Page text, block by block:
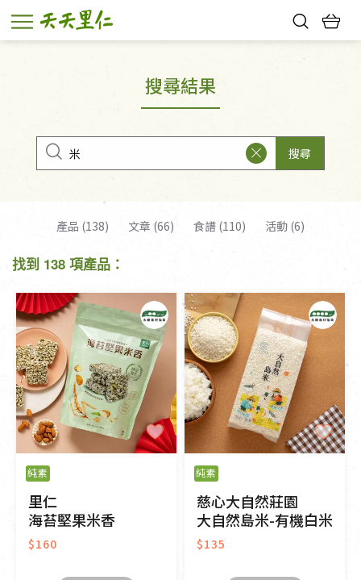
幸福節中獎名單
搜尋結果
搜尋
產品 (138) 文章 (66) 食譜 (110) 活動 (6)
找到 138 項產品：
純素
里仁
海苔堅果米香
$160
純素
慈心大自然莊園
大自然島米-有機白米
$135